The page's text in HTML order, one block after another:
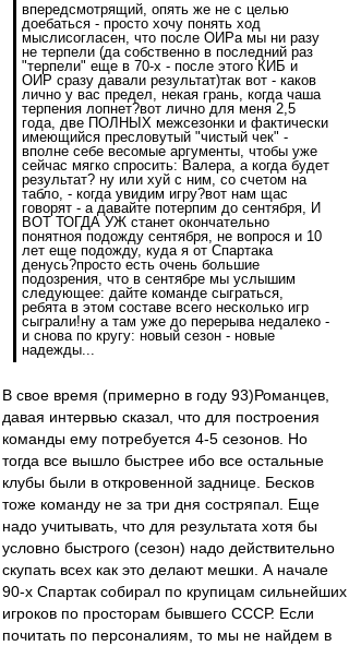
впередсмотрящий, опять же не с целью
доебаться - просто хочу понять ход
мыслисогласен, что после ОИРа мы ни разу
не терпели (да собственно в последний раз
"терпели" еще в 70-х - после этого КИБ и
ОИР сразу давали результат)так вот - каков
лично у вас предел, некая грань, когда чаша
терпения лопнет?вот лично для меня 2,5
года, две ПОЛНЫХ межсезонки и фактически
имеющийся пресловутый "чистый чек" -
вполне себе весомые аргументы, чтобы уже
сейчас мягко спросить: Валера, а когда будет
результат? ну или хуй с ним, со счетом на
табло, - когда увидим игру?вот нам щас
говорят - а давайте потерпим до сентября, И
ВОТ ТОГДА УЖ станет окончательно
понятноя подожду сентября, не вопрося и 10
лет еще подожду, куда я от Спартака
денусь?просто есть очень большие
подозрения, что в сентябре мы услышим
следующее: дайте команде сыграться,
ребята в этом составе всего несколько игр
сыграли!ну а там уже до перерыва недалеко -
и снова по кругу: новый сезон - новые
надежды...
В свое время (примерно в году 93)Романцев,
давая интервью сказал, что для построения
команды ему потребуется 4-5 сезонов. Но
тогда все вышло быстрее ибо все остальные
клубы были в откровенной заднице. Бесков
тоже команду не за три дня состряпал. Еще
надо учитывать, что для результата хотя бы
условно быстрого (сезон) надо действительно
скупать всех как это делают мешки. А начале
90-х Спартак собирал по крупицам сильнейших
игроков по просторам бывшего СССР. Если
почитать по персоналиям, то мы не найдем в